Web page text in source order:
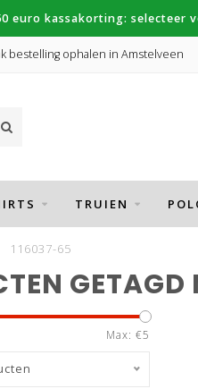
euro kassakorting: selecteer
bestelling ophalen in Amstelveen
TRUIEN
116037-65
Max: €5